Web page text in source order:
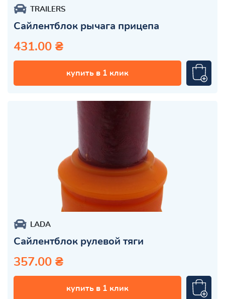
TRAILERS
Сайлентблок рычага прицепа
431.00 ₴
купить в 1 клик
LADA
Сайлентблок рулевой тяги
357.00 ₴
купить в 1 клик